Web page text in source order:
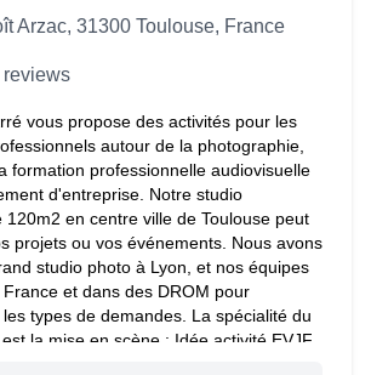
Arzac, 31300 Toulouse, France
reviews
vous propose des activités pour les
autour de la photographie,
formation professionnelle audiovisuelle
d'entreprise. Notre studio
120m2 en centre ville de Toulouse peut
projets ou vos événements. Nous avons
studio photo à Lyon, et nos équipes
et dans des DROM pour
types de demandes. La spécialité du
la mise en scène : Idée activité EVJF,